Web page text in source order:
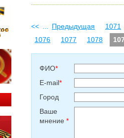
<< Предыдущая
1071
1076
1077 1078
ФИО*
E-mail*
Город
Ваше
мнение *